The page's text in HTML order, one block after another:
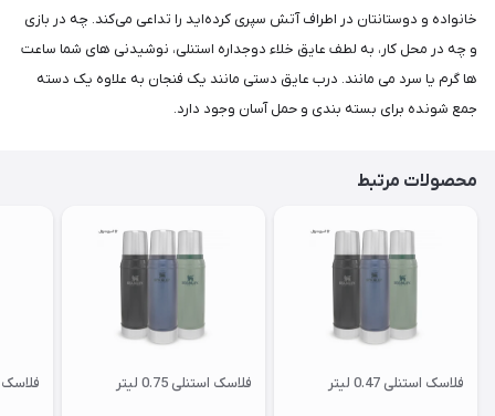
خانواده و دوستانتان در اطراف آتش سپری کرده‌اید را تداعی می‌کند. چه در بازی
و چه در محل کار، به لطف عایق خلاء دوجداره استنلی، نوشیدنی های شما ساعت
ها گرم یا سرد می مانند. درب عایق دستی مانند یک فنجان به علاوه یک دسته
جمع شونده برای بسته بندی و حمل آسان وجود دارد.
محصولات مرتبط
فلاسک استنلی 0.47 لیتر فلاسک استنلی 0.75 لیتر فلاسک